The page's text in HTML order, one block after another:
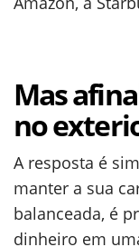
Mas
no
A resposta é
manter a sua
balanceada, é
dinheiro em